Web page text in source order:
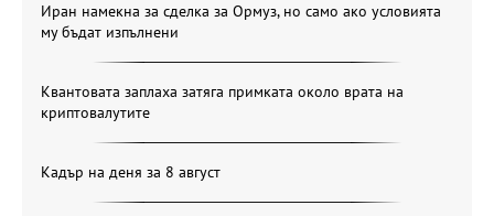
Иран намекна за сделка за Ормуз, но само ако условията
му бъдат изпълнени
Квантовата заплаха затяга примката около врата на
криптовалутите
Кадър на деня за 8 август